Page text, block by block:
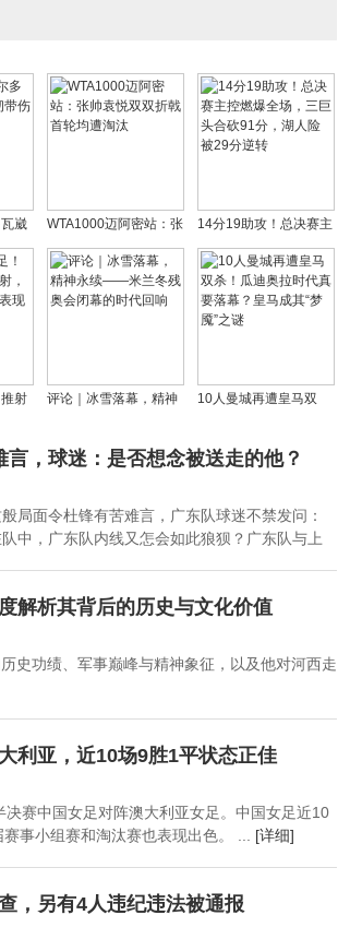
崴
待
WTA1000迈阿密站：张
帅袁悦双双折戟 首轮均
遭淘汰
14分19助攻！总决赛主
控燃爆全场，三巨头合
砍91分，湖人险被29分
逆转
射
评论｜冰雪落幕，精神
闭幕的时代回响
10人曼城再遭皇马双
落幕？皇马成其“梦魇”之
，球迷：是否想念被送走的他？
局面令杜锋有苦难言，广东队球迷不禁发问：
中，广东队内线又怎会如此狼狈？广东队与上
解析其背后的历史与文化价值
史功绩、军事巅峰与精神象征，以及他对河西走
利亚，近10场9胜1平状态正佳
赛中国女足对阵澳大利亚女足。中国女足近10
事小组赛和淘汰赛也表现出色。 ... [详细]
，另有4人违纪违法被通报